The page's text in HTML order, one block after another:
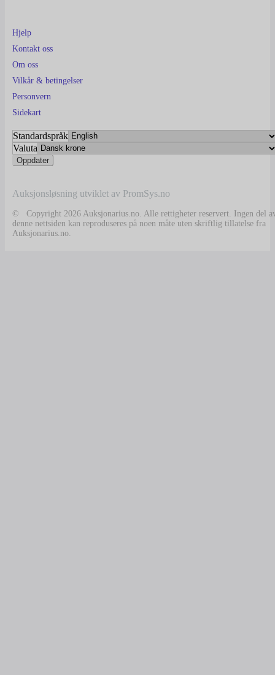
Hjelp
Kontakt oss
Om oss
Vilkår & betingelser
Personvern
Sidekart
Standardspråk
Valuta
Auksjonsløsning utviklet av PromSys.no
© Copyright 2026 Auksjonarius.no. Alle rettigheter reservert. Ingen del
denne nettsiden kan reproduseres på noen måte uten skriftlig tillatelse fra
Auksjonarius.no.